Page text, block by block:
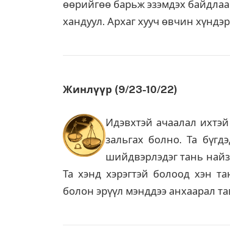
өөрийгөө барьж эзэмдэх
хандуул. Архаг хууч өвчин
Жинлүүр (9/23-10/22)
Идэвхтэй ачаалал
зальгах болно. Та
шийдвэрлэдэг тань
Та хэнд хэрэгтэй болоод хэн
болон эрүүл мэнддээ анхаарал